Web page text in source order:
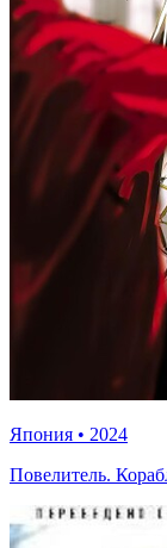
Япония • 2024
Повелитель.